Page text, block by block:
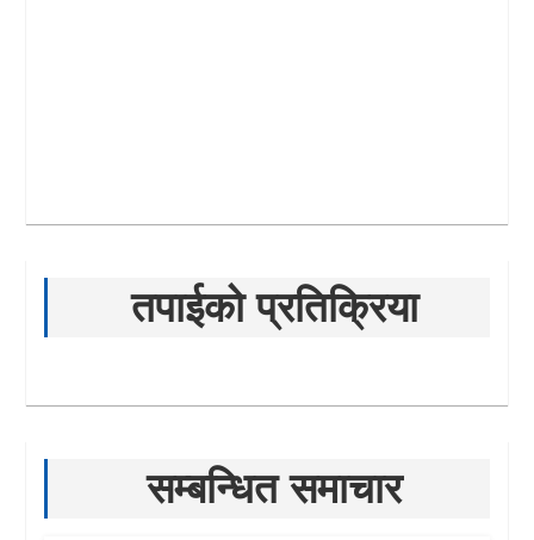
तपाईको प्रतिक्रिया
सम्बन्धित समाचार